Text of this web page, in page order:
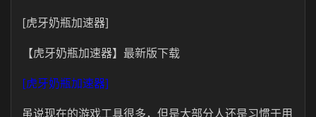
[虎牙奶瓶加速器]
【虎牙奶瓶加速器】最新版下载
[虎牙奶瓶加速器]
虽说现在的游戏工具很多，但是大部分人还是习惯于用